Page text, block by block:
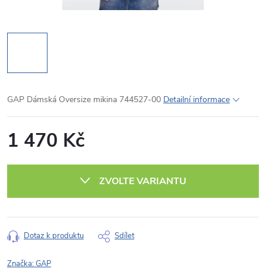
GAP Dámská Oversize mikina 744527-00 Detailní informace
1 470 Kč
ZVOLTE VARIANTU
Dotaz k produktu Sdílet
Značka:GAP